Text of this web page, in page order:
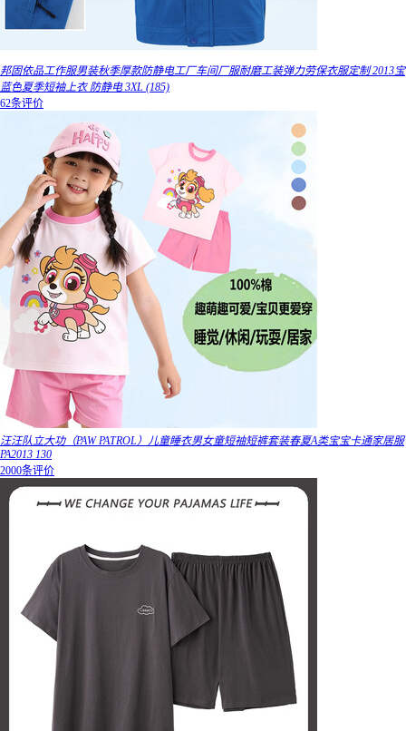
邦固依品工作服男装秋季厚款防静电工厂车间厂服耐磨工装弹力劳保衣服定制 2013宝
蓝色夏季短袖上衣 防静电 3XL (185)
62条评价
汪汪队立大功（PAW PATROL）儿童睡衣男女童短袖短裤套装春夏A类宝宝卡通家居服
PA2013 130
2000条评价